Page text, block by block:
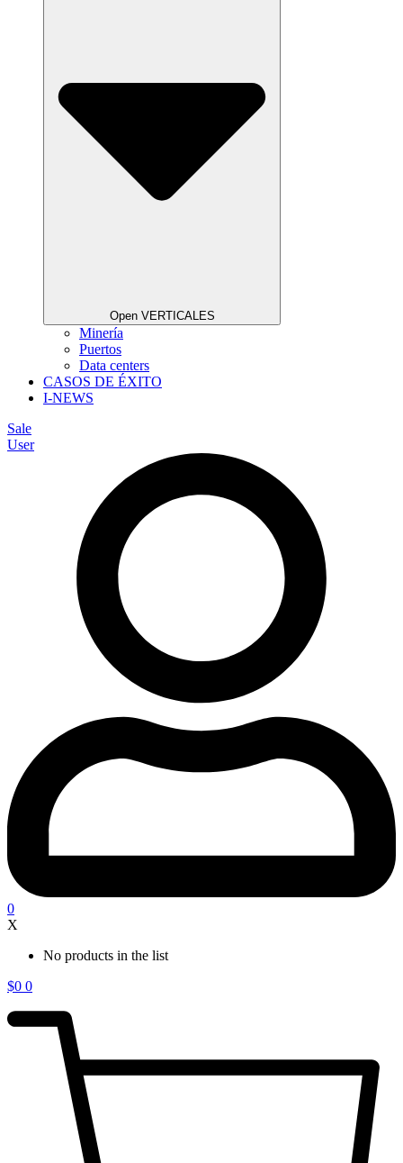
Open VERTICALES
Minería
Puertos
Data centers
CASOS DE ÉXITO
I-NEWS
Sale
User
0
X
No products in the list
$0 0